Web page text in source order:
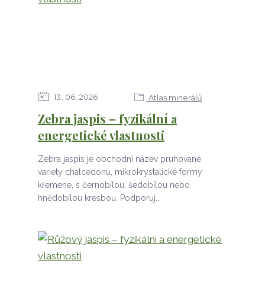
13 06 2026 Atlas minerálů
Zebra jaspis – fyzikální a
energetické vlastnosti
Zebra jaspis je obchodní název pruhované
variety chalcedonu, mikrokrystalické formy
křemene, s černobílou, šedobílou nebo
hnědobílou kresbou. Podporuj...